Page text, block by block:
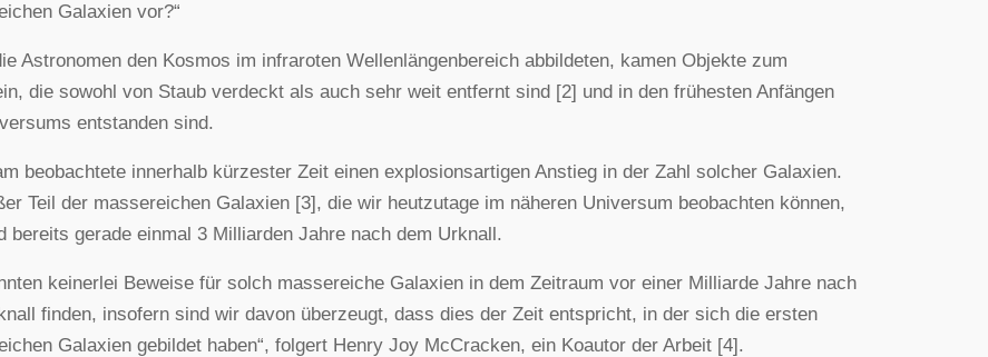
Galaxien vor?“
Astronomen den Kosmos im infraroten Wellenlängenbereich abbildeten, kamen Objekte zum
die sowohl von Staub verdeckt als auch sehr weit entfernt sind [2] und in den frühesten Anfängen
entstanden sind.
beobachtete innerhalb kürzester Zeit einen explosionsartigen Anstieg in der Zahl solcher Galaxien.
Teil der massereichen Galaxien [3], die wir heutzutage im näheren Universum beobachten können,
bereits gerade einmal 3 Milliarden Jahre nach dem Urknall.
keinerlei Beweise für solch massereiche Galaxien in dem Zeitraum vor einer Milliarde Jahre nach
finden, insofern sind wir davon überzeugt, dass dies der Zeit entspricht, in der sich die ersten
Galaxien gebildet haben“, folgert Henry Joy McCracken, ein Koautor der Arbeit [4].